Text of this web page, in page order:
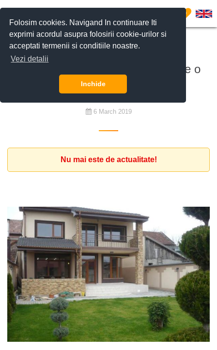
Folosim cookies. Navigand In continuare Iti
exprimi acordul asupra folosirii cookie-urilor si
acceptati termenii si conditiile noastre.
Vezi detalii
Inchide
0
De cumpărat
Clientul este interesat sa cumpere o
casa cu o curte privata.
6 March 2019
Nu mai este de actualitate!